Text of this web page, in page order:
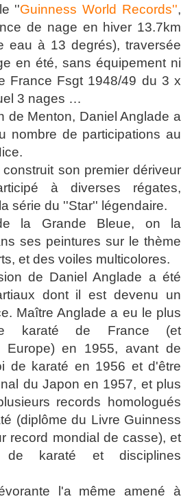
''Guinness World Records'',
de nage en hiver 13.7km
eau à 13 degrés), traversée
en été, sans équipement ni
France Fsgt 1948/49 du 3 x
3 nages …
de Menton, Daniel Anglade a
nombre de participations au
son premier dériveur
à diverses régates,
série du ''Star'' légendaire.
la Grande Bleue, on la
ses peintures sur le thème
et des voiles multicolores.
de Daniel Anglade a été
dont il est devenu un
Maître Anglade a eu le plus
karaté de France (et
Europe) en 1955, avant de
de karaté en 1956 et d'être
du Japon en 1957, et plus
records homologués
(diplôme du Livre Guinness
record mondial de casse), et
de karaté et disciplines
l'a même amené à